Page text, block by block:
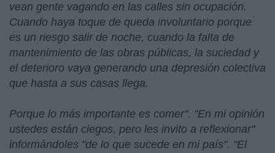
vean gente vagando en las calles sin ocupación.
Cuando haya toque de queda involuntario porque
es un riesgo salir de noche, cuando la falta de
mantenimiento de las obras públicas, la suciedad y
el deterioro vaya generando una depresión colectiva
que hasta a sus casas llega.
Porque lo más importante es comer". "En mi opinión
ustedes están ciegos, pero les invito a reflexionar"
informándoles "de lo que sucede en mi país". "El